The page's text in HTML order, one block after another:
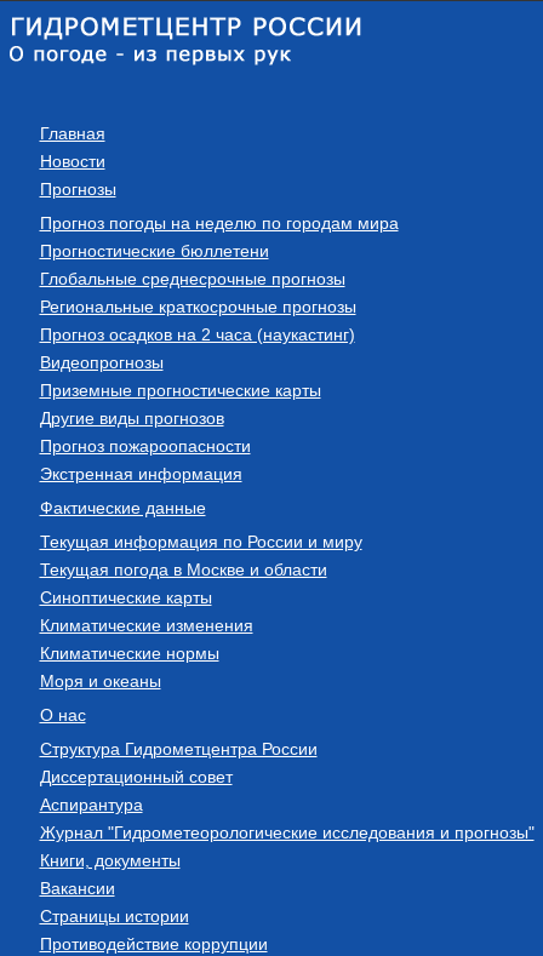
Главная
Новости
Прогнозы
Прогноз погоды на неделю по городам мира
Прогностические бюллетени
Глобальные среднесрочные прогнозы
Региональные краткосрочные прогнозы
Прогноз осадков на 2 часа (наукастинг)
Видеопрогнозы
Приземные прогностические карты
Другие виды прогнозов
Прогноз пожароопасности
Экстренная информация
Фактические данные
Текущая информация по России и миру
Текущая погода в Москве и области
Синоптические карты
Климатические изменения
Климатические нормы
Моря и океаны
О нас
Структура Гидрометцентра России
Диссертационный совет
Аспирантура
Журнал "Гидрометеорологические исследования и прогнозы"
Книги, документы
Вакансии
Страницы истории
Противодействие коррупции